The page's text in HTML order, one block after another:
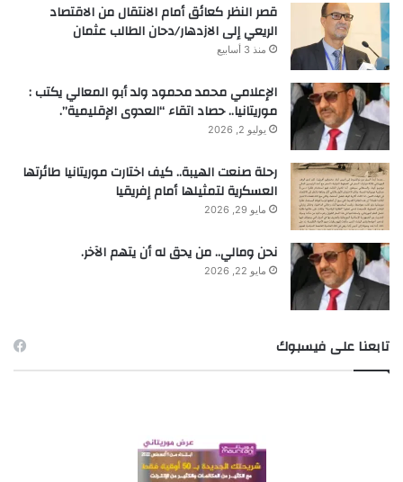
قصر النظر كعائق أمام الانتقال من الاقتصاد
الريعي إلى الازدهار/دحان الطالب عثمان
منذ 3 أسابيع
الإعلامي محمد محمود ولد أبو المعالي يكتب :
موريتانيا.. حصاد اتقاء “العدوى الإقليمية”.
يوليو 2, 2026
رحلة صنعت الهيبة.. كيف اختارت موريتانيا طائرتها
العسكرية لتمثيلها أمام إفريقيا
مايو 29, 2026
نحن ومالي.. من يحق له أن يتهم الآخر.
مايو 22, 2026
تابعنا على فيسبوك